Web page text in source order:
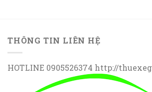
THÔNG TIN LIÊN HỆ
HOTLINE 0905526374 http://